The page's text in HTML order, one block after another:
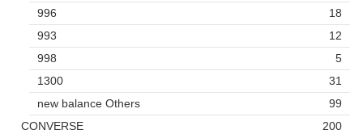
996
18
993
12
998
5
1300
31
new balance Others
99
CONVERSE
200